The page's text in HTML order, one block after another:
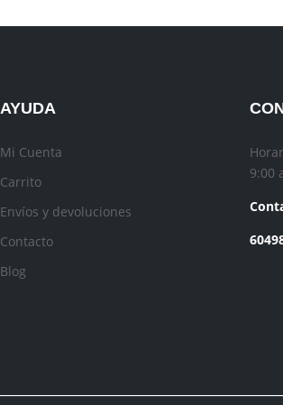
AYUDA
Mi Cuenta
Carrito
Envíos y devoluciones
Contacto
Blog
9:00